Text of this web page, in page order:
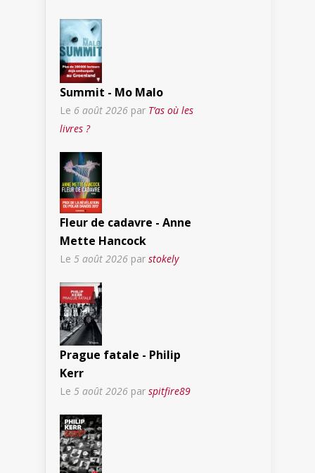
Summit - Mo Malo
Le 6 août 2026 par T’as où les
livres ?
Fleur de cadavre - Anne
Mette Hancock
Le 5 août 2026 par stokely
Prague fatale - Philip
Kerr
Le 5 août 2026 par spitfire89